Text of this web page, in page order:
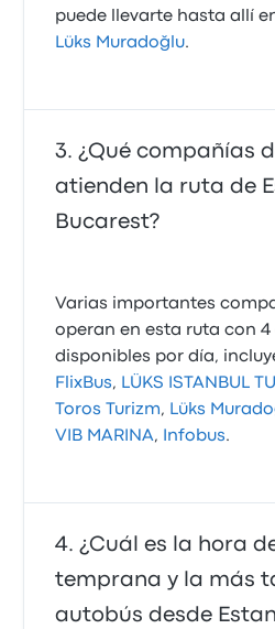
puede llevarte hasta allí
Lüks Muradoğlu.
¿Qué compañías
atienden la ruta de
Bucarest?
Varias importantes
operan en esta ruta con 4
disponibles por día,
FlixBus, LÜKS ISTANBUL
Toros Turizm, Lüks
VIB MARINA, Infobus.
¿Cuál es la hora
temprana y la más
autobús desde